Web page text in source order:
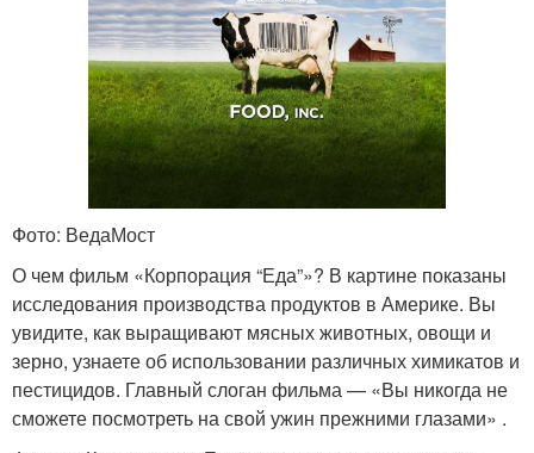
Фото: ВедаМост
О чем фильм «Корпорация “Еда”»? В картине показаны
исследования производства продуктов в Америке. Вы
увидите, как выращивают мясных животных, овощи и
зерно, узнаете об использовании различных химикатов и
пестицидов. Главный слоган фильма — «Вы никогда не
сможете посмотреть на свой ужин прежними глазами» .